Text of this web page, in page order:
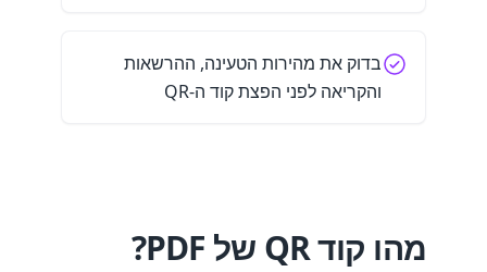
בדוק את מהירות הטעינה, ההרשאות
והקריאה לפני הפצת קוד ה-QR
מהו קוד QR של PDF?